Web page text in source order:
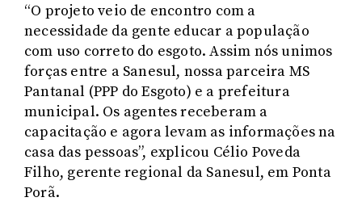
“O projeto veio de encontro com a
necessidade da gente educar a população
com uso correto do esgoto. Assim nós unimos
forças entre a Sanesul, nossa parceira MS
Pantanal (PPP do Esgoto) e a prefeitura
municipal. Os agentes receberam a
capacitação e agora levam as informações na
casa das pessoas”, explicou Célio Poveda
Filho, gerente regional da Sanesul, em Ponta
Porã.